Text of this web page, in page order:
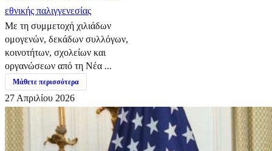
εθνικής παλιγγενεσίας
Με τη συμμετοχή χιλιάδων
ομογενών, δεκάδων συλλόγων,
κοινοτήτων, σχολείων και
οργανώσεων από τη Νέα ...
Μάθετε περισσότερα
27 Απριλίου 2026